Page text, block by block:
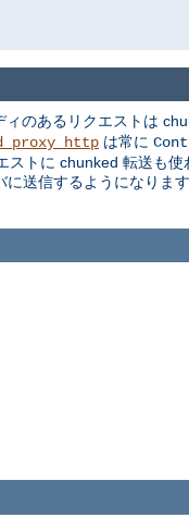
のあるリクエストは
は常に
トに chunked 転送も使
に送信するようになりま